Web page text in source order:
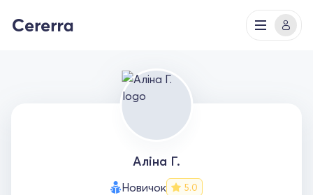
Аліна Г.
Новичок 5.0